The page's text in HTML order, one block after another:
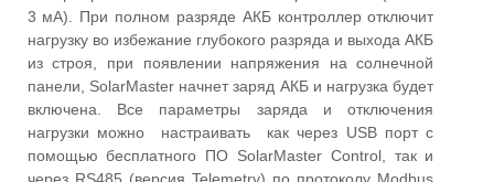
3 мА). При полном разряде АКБ контроллер отключит
нагрузку во избежание глубокого разряда и выхода АКБ
из строя, при появлении напряжения на солнечной
панели, SolarMaster начнет заряд АКБ и нагрузка будет
включена. Все параметры заряда и отключения
нагрузки можно настраивать как через USB порт с
помощью бесплатного ПО SolarMaster Control, так и
через RS485 (версия Telemetry) по протоколу Modbus